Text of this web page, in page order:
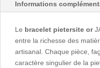
Informations
Le bracelet pietersite or
entre la richesse des
artisanal. Chaque pièce,
caractère singulier de la